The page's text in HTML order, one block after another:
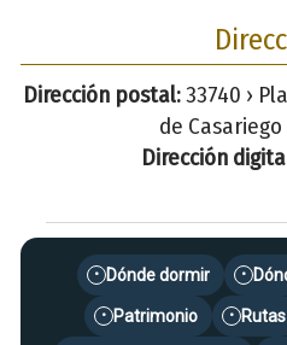
Dirección postal:33740 ›
de Casariego
Dirección
• Dónde dormir •
• Patrimonio • Rutas